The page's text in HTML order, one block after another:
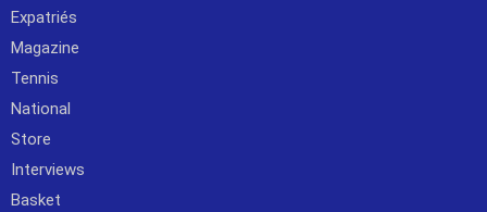
Expatriés
Magazine
Tennis
National
Store
Interviews
Basket